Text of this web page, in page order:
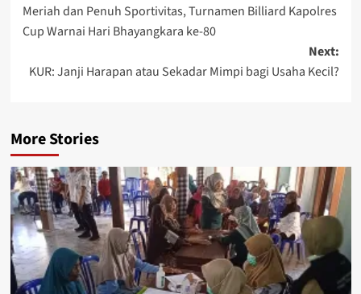
navigation
Meriah dan Penuh Sportivitas, Turnamen Billiard Kapolres
Cup Warnai Hari Bhayangkara ke-80
Next:
KUR: Janji Harapan atau Sekadar Mimpi bagi Usaha Kecil?
More Stories